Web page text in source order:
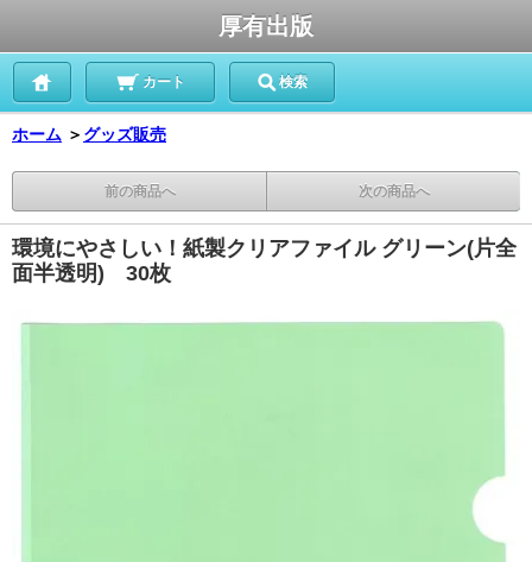
厚有出版
カート 検索
ホーム ＞ グッズ販売
前の商品へ 次の商品へ
環境にやさしい！紙製クリアファイル グリーン(片全
面半透明) 30枚